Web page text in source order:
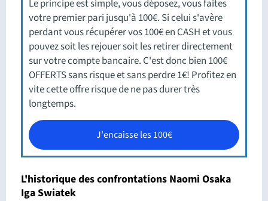
Le principe est simple, vous déposez, vous faites
votre premier pari jusqu'à 100€. Si celui s'avère
perdant vous récupérer vos 100€ en CASH et vous
pouvez soit les rejouer soit les retirer directement
sur votre compte bancaire. C'est donc bien 100€
OFFERTS sans risque et sans perdre 1€! Profitez en
vite cette offre risque de ne pas durer très
longtemps.
J'encaisse les 100€
L'historique des confrontations Naomi Osaka
Iga Swiatek